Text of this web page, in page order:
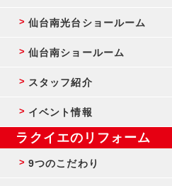
仙台南光台ショールーム
仙台南ショールーム
スタッフ紹介
イベント情報
ラクイエのリフォーム
9つのこだわり